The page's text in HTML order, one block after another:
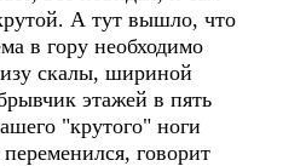
А тут вышло, что
в гору необходимо
скалы, шириной
этажей в пять
"крутого" ноги
говорит